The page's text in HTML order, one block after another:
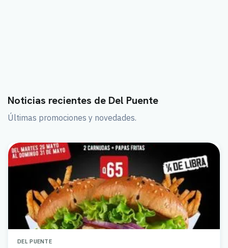
Noticias recientes de Del Puente
Últimas promociones y novedades.
DEL PUENTE